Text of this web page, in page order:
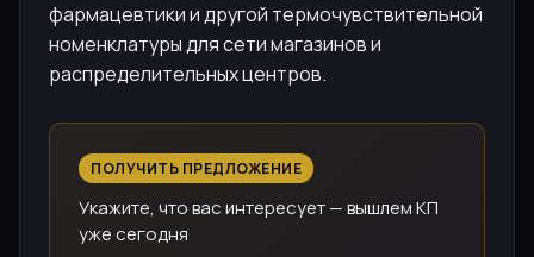
фармацевтики и другой термочувствительной
номенклатуры для сети магазинов и
распределительных центров.
ПОЛУЧИТЬ ПРЕДЛОЖЕНИЕ
Укажите, что вас интересует — вышлем КП
уже сегодня